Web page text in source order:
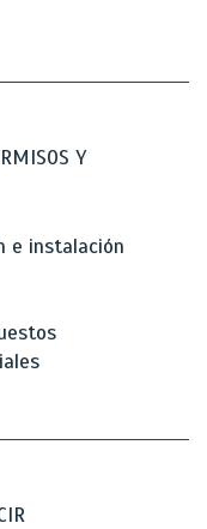
Y
e instalación